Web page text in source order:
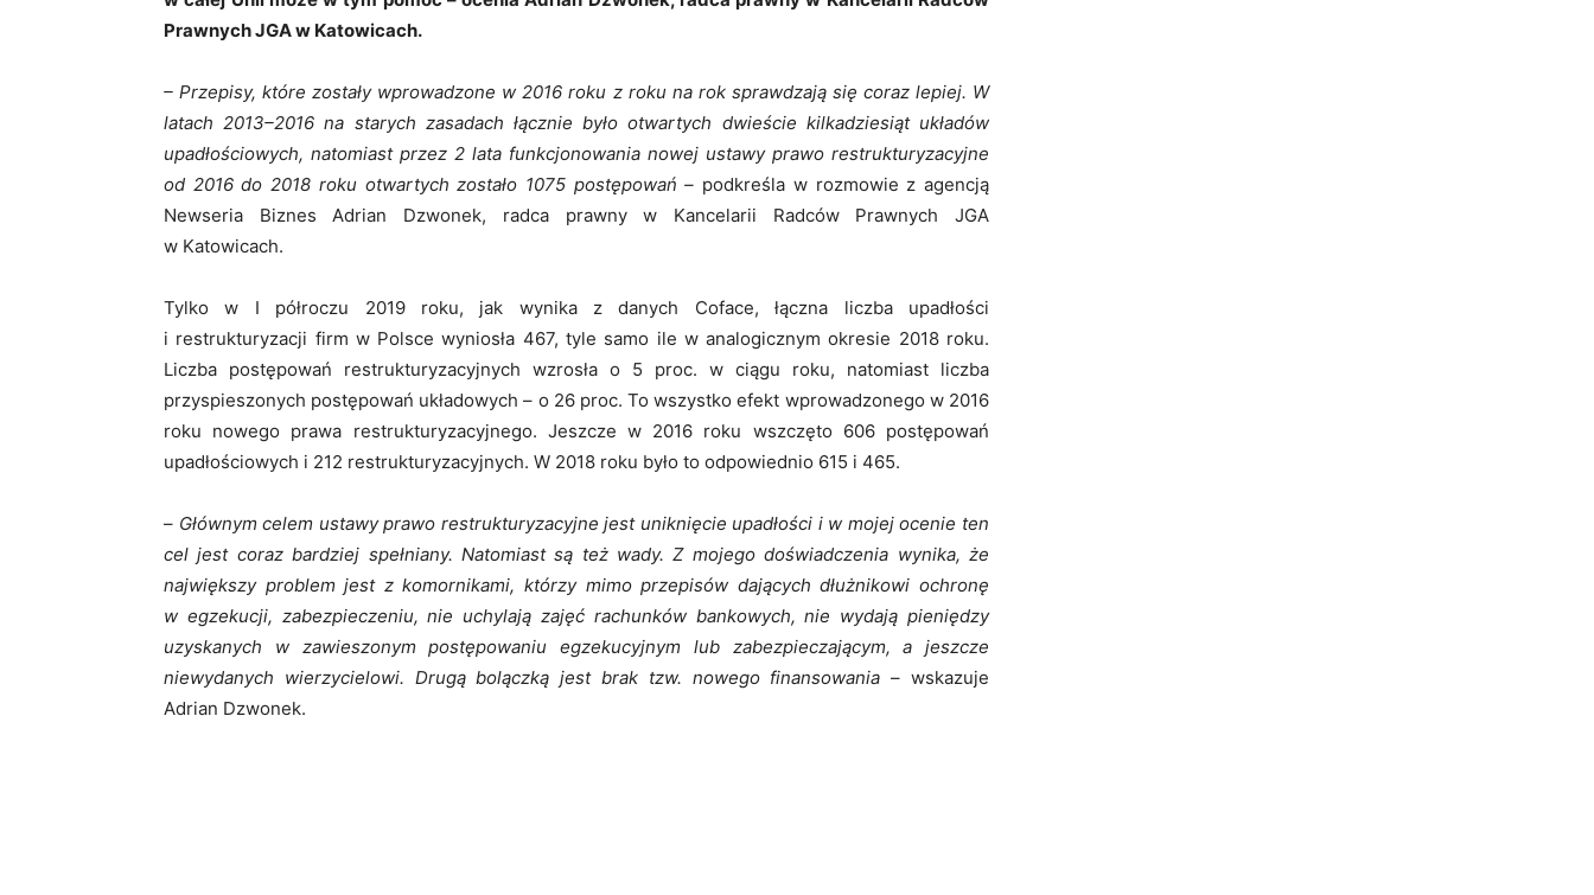
Prawnych JGA w Katowicach.
– Przepisy, które zostały wprowadzone w 2016 roku z roku na rok sprawdzają się coraz lepiej. W
latach 2013–2016 na starych zasadach łącznie było otwartych dwieście kilkadziesiąt układów
upadłościowych, natomiast przez 2 lata funkcjonowania nowej ustawy prawo restrukturyzacyjne
od 2016 do 2018 roku otwartych zostało 1075 postępowań – podkreśla w rozmowie z agencją
Newseria Biznes Adrian Dzwonek, radca prawny w Kancelarii Radców Prawnych JGA
w Katowicach.
Tylko w I półroczu 2019 roku, jak wynika z danych Coface, łączna liczba upadłości
i restrukturyzacji firm w Polsce wyniosła 467, tyle samo ile w analogicznym okresie 2018 roku.
Liczba postępowań restrukturyzacyjnych wzrosła o 5 proc. w ciągu roku, natomiast liczba
przyspieszonych postępowań układowych – o 26 proc. To wszystko efekt wprowadzonego w 2016
roku nowego prawa restrukturyzacyjnego. Jeszcze w 2016 roku wszczęto 606 postępowań
upadłościowych i 212 restrukturyzacyjnych. W 2018 roku było to odpowiednio 615 i 465.
– Głównym celem ustawy prawo restrukturyzacyjne jest uniknięcie upadłości i w mojej ocenie ten
cel jest coraz bardziej spełniany. Natomiast są też wady. Z mojego doświadczenia wynika, że
największy problem jest z komornikami, którzy mimo przepisów dających dłużnikowi ochronę
w egzekucji, zabezpieczeniu, nie uchylają zajęć rachunków bankowych, nie wydają pieniędzy
uzyskanych w zawieszonym postępowaniu egzekucyjnym lub zabezpieczającym, a jeszcze
niewydanych wierzycielowi. Drugą bolączką jest brak tzw. nowego finansowania – wskazuje
Adrian Dzwonek.